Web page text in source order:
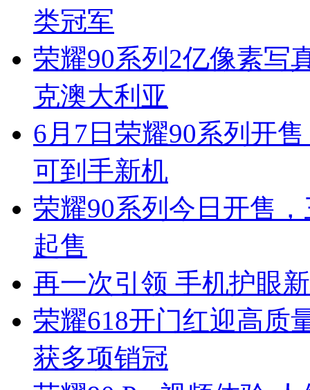
类冠军
荣耀90系列2亿像素写
克澳大利亚
6月7日荣耀90系列开
可到手新机
荣耀90系列今日开售
起售
再一次引领 手机护眼
荣耀618开门红迎高质
获多项销冠